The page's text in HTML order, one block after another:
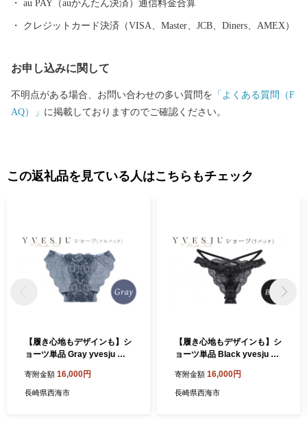
au PAY（auかんたん決済）通信料金合算
クレジットカード決済（VISA、Master、JCB、Diners、AMEX）
お申し込みに関して
不明点がある場合、お問い合わせの多い質問を 「よくある質問（F
AQ）」 に掲載しておりますのでご確認ください。
この返礼品を見ている人はこちらもチェック
【履き心地もデザインも】シ
ョーツ単品 Gray yvesju イ
ジャー ノンワイヤー ナイト
ブラ 育乳 下着 ランジェリー
寄附金額 16,000円
長崎県西海市
【履き心地もデザインも】シ
ョーツ単品 Black yvesju イ
ジャー ノンワイヤー ナイト
ブラ 育乳 下着 ランジェリー
寄附金額 16,000円
長崎県西海市